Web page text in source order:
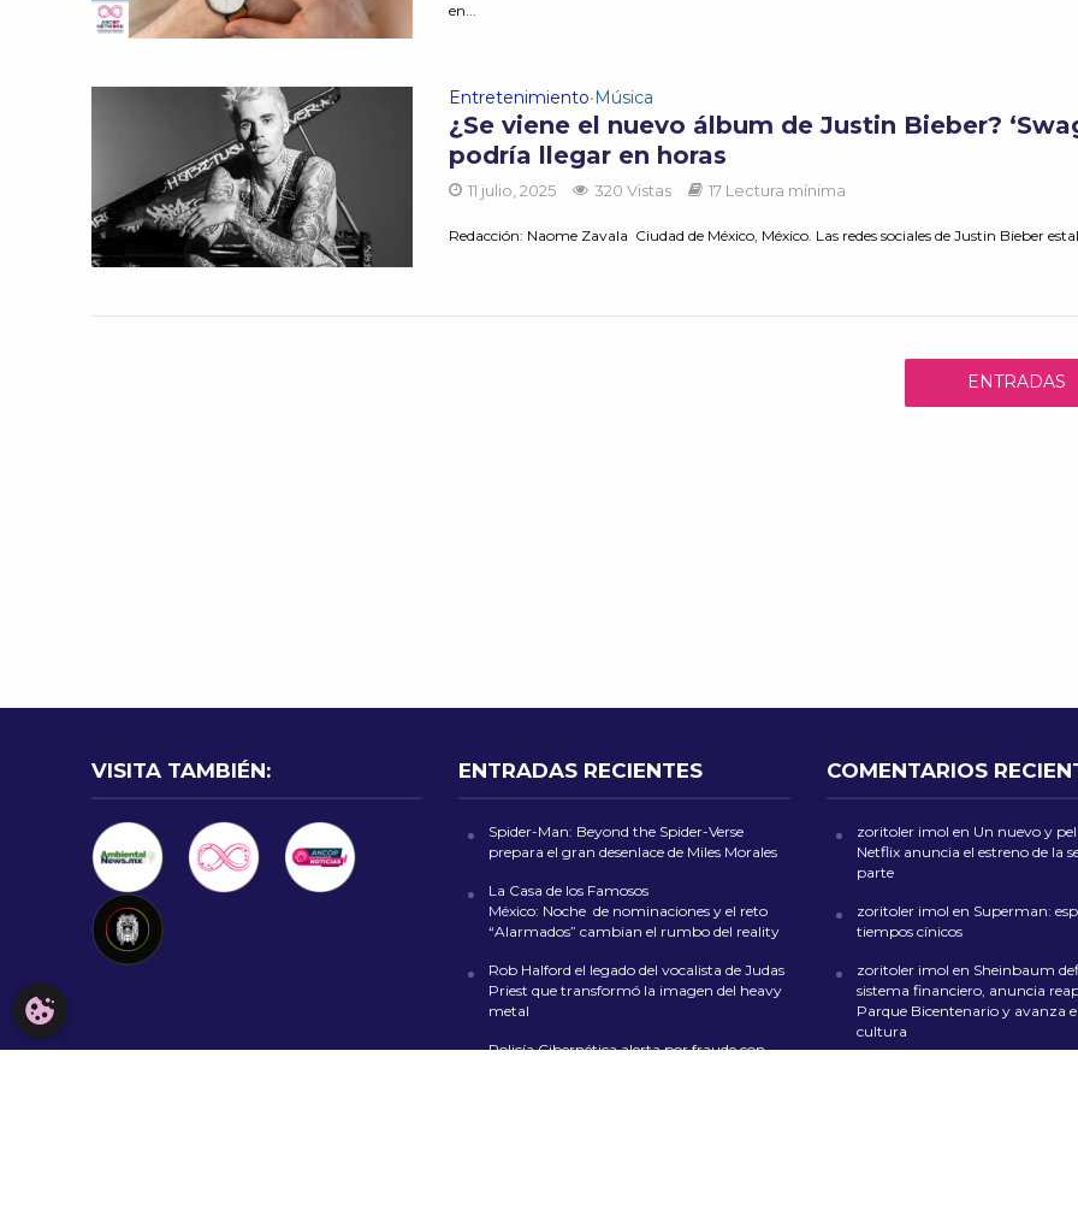
en...
Entretenimiento•Música
¿Se viene el nuevo álbum de Justin Bieber?
podría llegar en horas
11 julio, 2025 320 Vistas 17 Lectura mínima
Redacción: Naome Zavala Ciudad de México, México. Las redes sociales de Justin Bieber
ENTRADAS
VISITA TAMBIÉN: ENTRADAS RECIENTES
Spider-Man: Beyond the Spider-Verse
prepara el gran desenlace de Miles Morales
La Casa de los Famosos
México: Noche de nominaciones y el reto
“Alarmados” cambian el rumbo del reality
Rob Halford el legado del vocalista de Judas
Priest que transformó la imagen del heavy
metal
Policía Cibernética alerta por fraude con
COMENTARIOS
zoritoler imol en Un nuevo y
Netflix anuncia el estreno de la
parte
zoritoler imol en Superman:
tiempos cínicos
zoritoler imol en Sheinbaum
sistema financiero, anuncia
Parque Bicentenario y avanza
cultura
CONFIGURACIÓN DE COOKIES